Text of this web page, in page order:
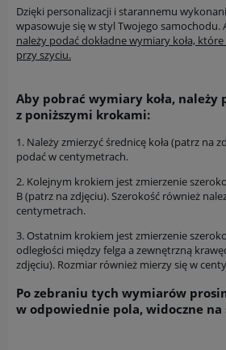
Dzięki personalizacji i starannemu
wpasowuje się w styl Twojego samochodu.
należy podać dokładne wymiary koła,
przy szyciu.
Aby pobrać wymiary koła, należy
z poniższymi krokami:
1. Należy zmierzyć średnicę koła (patrz na
podać w centymetrach.
2. Kolejnym krokiem jest zmierzenie
B (patrz na zdjęciu). Szerokość również
centymetrach.
3. Ostatnim krokiem jest zmierzenie
odległości między felga a zewnętrzną
zdjęciu). Rozmiar również mierzy się w
Po zebraniu tych wymiarów
w odpowiednie pola, widoczne